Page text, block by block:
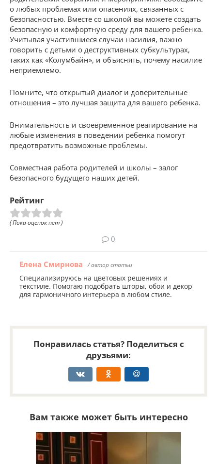
о любых проблемах или опасениях, связанных с
безопасностью. Вместе со школой вы можете создать
безопасную и комфортную среду для вашего ребенка.
Учитывая участившиеся случаи насилия, важно
говорить с детьми о деструктивных субкультурах,
таких как «Колумбайн», и объяснять, почему насилие
неприемлемо.
Помните, что открытый диалог и доверительные
отношения – это лучшая защита для вашего ребенка.
Внимательность и своевременное реагирование на
любые изменения в поведении ребенка помогут
предотвратить возможные проблемы.
Совместная работа родителей и школы – залог
безопасного будущего наших детей.
Рейтинг
( Пока оценок нет )
0
Елена Смирнова / автор статьи
Специализируюсь на цветовых решениях и
текстиле. Помогаю подобрать шторы, обои и декор
для гармоничного интерьера в любом стиле.
Понравилась статья? Поделиться с
друзьями:
Вам также может быть интересно